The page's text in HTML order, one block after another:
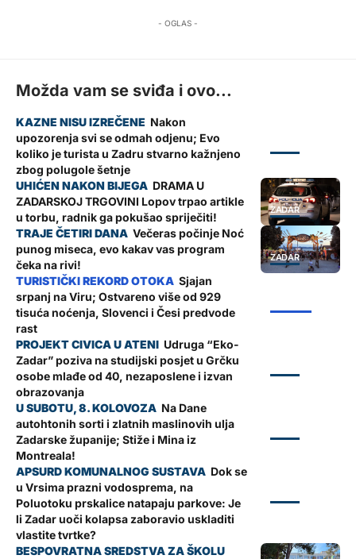
- OGLAS -
Možda vam se sviđa i ovo...
Nakon
upozorenja svi se odmah odjenu; Evo
koliko je turista u Zadru stvarno kažnjeno
zbog polugole šetnje
ZADAR
DRAMA U
ZADARSKOJ TRGOVINI Lopov trpao artikle
u torbu, radnik ga pokušao spriječiti!
ZADAR
Večeras počinje Noć
punog miseca, evo kakav vas program
čeka na rivi!
Sjajan
srpanj na Viru; Ostvareno više od 929
tisuća noćenja, Slovenci i Česi predvode
rast
Udruga “Eko-
Zadar” poziva na studijski posjet u Grčku
osobe mlađe od 40, nezaposlene i izvan
obrazovanja
Na Dane
autohtonih sorti i zlatnih maslinovih ulja
Zadarske županije; Stiže i Mina iz
Montreala!
Dok se
u Vrsima prazni vodosprema, na
Poluotoku prskalice natapaju parkove: Je
li Zadar uoči kolapsa zaboravio uskladiti
vlastite tvrtke?